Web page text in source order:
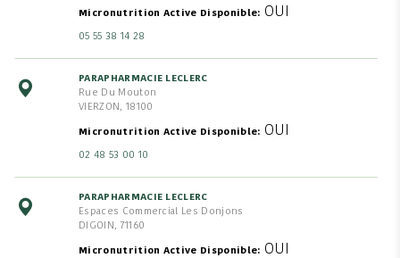
Micronutrition Active Disponible OUI
05 55 38 14 28
PARAPHARMACIE LECLERC
Rue Du Mouton
VIERZON, 18100
Micronutrition Active Disponible OUI
02 48 53 00 10
PARAPHARMACIE LECLERC
Espaces Commercial Les Donjons
DIGOIN, 71160
Micronutrition Active Disponible OUI